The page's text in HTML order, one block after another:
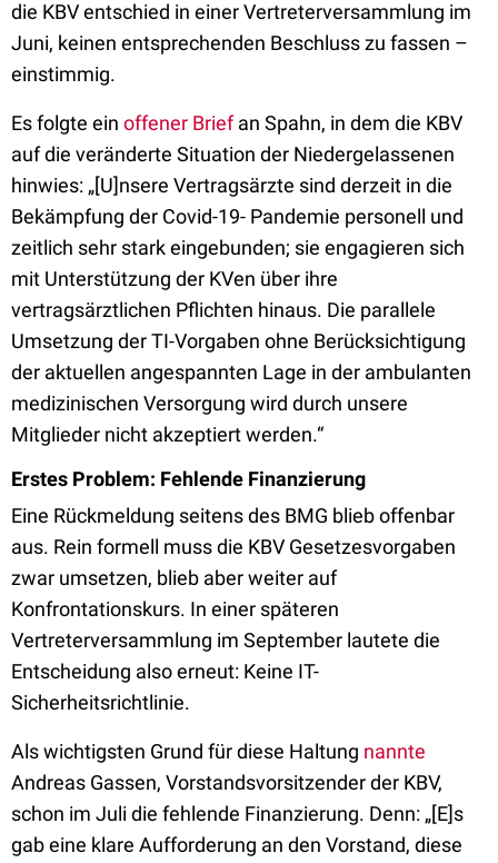
die KBV entschied in einer Vertreterversammlung im
Juni, keinen entsprechenden Beschluss zu fassen –
einstimmig.
Es folgte ein offener Briefan Spahn, in dem die KBV
auf die veränderte Situation der Niedergelassenen
hinwies: „[U]nsere Vertragsärzte sind derzeit in die
Bekämpfung der Covid-19- Pandemie personell und
zeitlich sehr stark eingebunden; sie engagieren sich
mit Unterstützung der KVen über ihre
vertragsärztlichen Pflichten hinaus. Die parallele
Umsetzung der TI-Vorgaben ohne Berücksichtigung
der aktuellen angespannten Lage in der ambulanten
medizinischen Versorgung wird durch unsere
Mitglieder nicht akzeptiert werden.“
Erstes Problem: Fehlende Finanzierung
Eine Rückmeldung seitens des BMG blieb offenbar
aus. Rein formell muss die KBV Gesetzesvorgaben
zwar umsetzen, blieb aber weiter auf
Konfrontationskurs. In einer späteren
Vertreterversammlung im September lautete die
Entscheidung also erneut: Keine IT-
Sicherheitsrichtlinie.
Als wichtigsten Grund für diese Haltung nannte
Andreas Gassen, Vorstandsvorsitzender der KBV,
schon im Juli die fehlende Finanzierung. Denn: „[E]s
gab eine klare Aufforderung an den Vorstand, diese